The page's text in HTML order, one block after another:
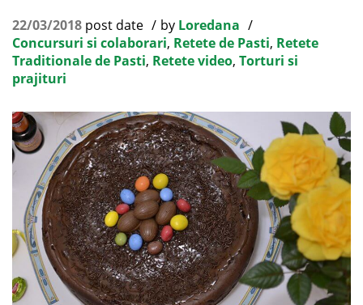
22/03/2018 post date by Loredana
Concursuri si colaborari, Retete de Pasti, Retete
Traditionale de Pasti, Retete video, Torturi si
prajituri